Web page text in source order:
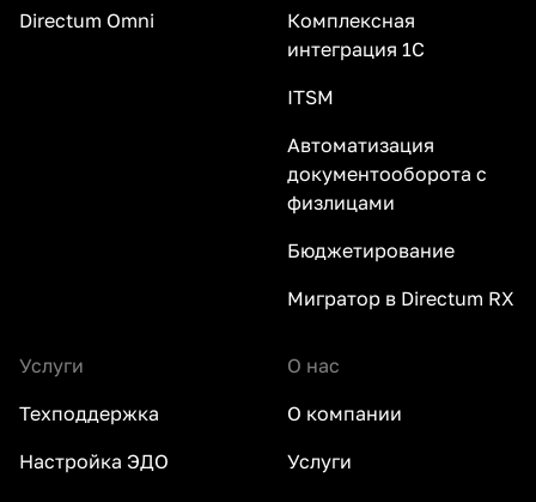
Directum Omni
Комплексная
интеграция 1С
ITSM
Автоматизация
документооборота с
физлицами
Бюджетирование
Мигратор в Directum RX
Услуги
Техподдержка
Настройка ЭДО
О нас
О компании
Услуги